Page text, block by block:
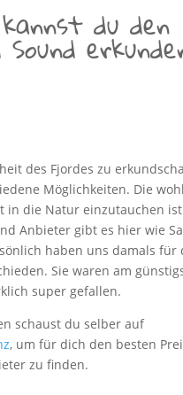
du den
des Fjordes zu
Möglichkeiten. Die wohl
in die Natur einzutauchen
Anbieter gibt es hier wie
haben uns damals für
Sie waren am
super gefallen.
schaust du selber auf
, um für dich den besten
zu finden.